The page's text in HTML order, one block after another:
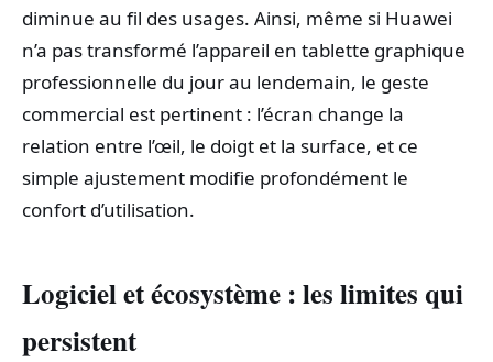
diminue au fil des usages. Ainsi, même si Huawei
n’a pas transformé l’appareil en tablette graphique
professionnelle du jour au lendemain, le geste
commercial est pertinent : l’écran change la
relation entre l’œil, le doigt et la surface, et ce
simple ajustement modifie profondément le
confort d’utilisation.
Logiciel et écosystème : les limites qui
persistent